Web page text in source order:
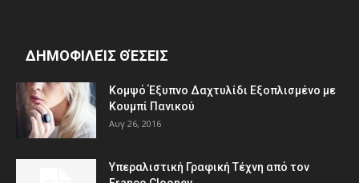
ΔΗΜΟΦΙΛΕΊΣ ΘΈΣΕΙΣ
Κομψό Έξυπνο Δαχτυλίδι Εξοπλισμένο με
Κουμπί Πανικού
Αυγ 26, 2016
Υπεραλιστική Γραφική Τέχνη από τον